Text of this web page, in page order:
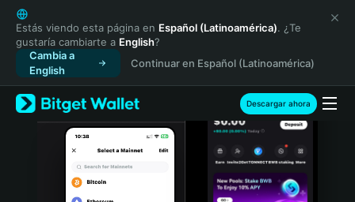
English
日本語
Tiếng Việt
Русский
Español (Latinoamérica)
Türkçe
Italiano
Estás viendo esta página en Español (Latinoamérica). ¿Te
gustaría cambiarte a English?
Cambia a
English
Continuar en Español (Latinoamérica)
Descargar ahora